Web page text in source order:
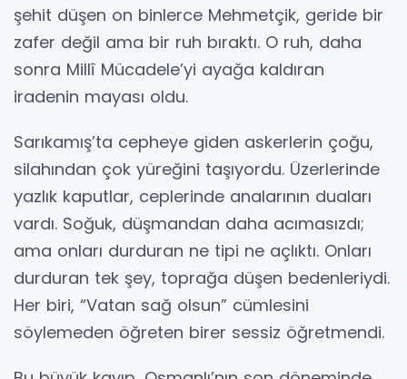
şehit düşen on binlerce Mehmetçik, geride bir
zafer değil ama bir ruh bıraktı. O ruh, daha
sonra Millî Mücadele’yi ayağa kaldıran
iradenin mayası oldu.
Sarıkamış’ta cepheye giden askerlerin çoğu,
silahından çok yüreğini taşıyordu. Üzerlerinde
yazlık kaputlar, ceplerinde analarının duaları
vardı. Soğuk, düşmandan daha acımasızdı;
ama onları durduran ne tipi ne açlıktı. Onları
durduran tek şey, toprağa düşen bedenleriydi.
Her biri, “Vatan sağ olsun” cümlesini
söylemeden öğreten birer sessiz öğretmendi.